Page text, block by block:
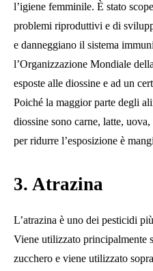
l’igiene femminile. È stato
problemi riproduttivi e di
e danneggiano il sistema
l’Organizzazione Mondiale
esposte alle diossine e ad un
Poiché la maggior parte degli
diossine sono carne, latte,
per ridurre l’esposizione è
3. Atrazina
L’atrazina è uno dei pesticidi
Viene utilizzato principalmente
zucchero e viene utilizzato